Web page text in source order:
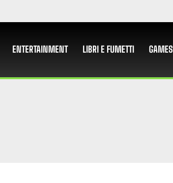
ENTERTAINMENT LIBRI E FUMETTI GAMES